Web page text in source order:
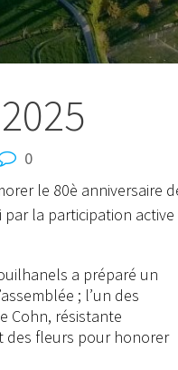
0
le 80è anniversaire
la participation active
a préparé un
; l’un des
Cohn, résistante
des fleurs pour honorer